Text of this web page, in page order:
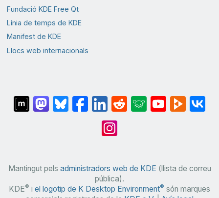
Fundació KDE Free Qt
Línia de temps de KDE
Manifest de KDE
Llocs web internacionals
Mantingut pels administradors web de KDE (llista de correu
pública).
KDE® i el logotip de K Desktop Environment® són marques